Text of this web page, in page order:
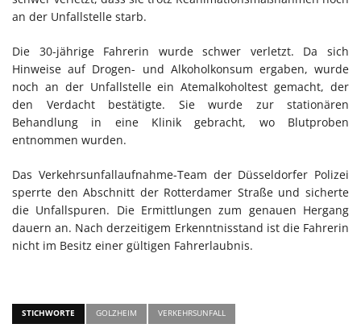
an der Unfallstelle starb.
Die 30-jährige Fahrerin wurde schwer verletzt. Da sich
Hinweise auf Drogen- und Alkoholkonsum ergaben, wurde
noch an der Unfallstelle ein Atemalkoholtest gemacht, der
den Verdacht bestätigte. Sie wurde zur stationären
Behandlung in eine Klinik gebracht, wo Blutproben
entnommen wurden.
Das Verkehrsunfallaufnahme-Team der Düsseldorfer Polizei
sperrte den Abschnitt der Rotterdamer Straße und sicherte
die Unfallspuren. Die Ermittlungen zum genauen Hergang
dauern an. Nach derzeitigem Erkenntnisstand ist die Fahrerin
nicht im Besitz einer gültigen Fahrerlaubnis.
STICHWORTE GOLZHEIM VERKEHRSUNFALL